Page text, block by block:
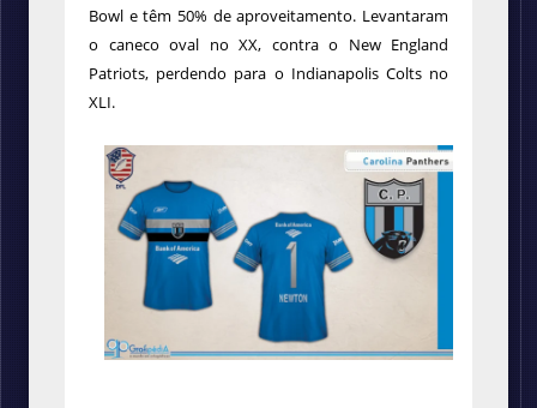
Bowl e têm 50% de aproveitamento. Levantaram
o caneco oval no XX, contra o New England
Patriots, perdendo para o Indianapolis Colts no
XLI.